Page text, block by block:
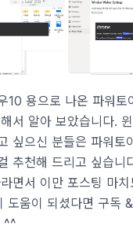
10 용으로 나온 파워토
서 알아 보았습니다.
싶으신 분들은 파워토
추천해 드리고 싶습니
면서 이만 포스팅 마치
도움이 되셨다면 구독
^^